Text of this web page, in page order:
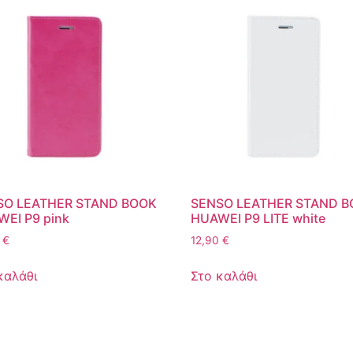
LEATHER STAND BOOK
P9 pink
€
SENSO LEATHER STAND
HUAWEI P9 LITE white
12,90€
Στο καλάθι